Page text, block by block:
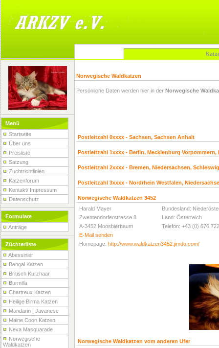
Menü
Startseite
Über uns
Preisliste
Satzung
Zuchtrichtlinien
Katzenforum
Kontakt/ Impressum
Datenschutz
Formulare
Anträge
Züchterliste
Abessinier
Bengal Katzen
Britisch Kurzhaar
Burmilla
Chartreux Katzen
Heilige Birma Katzen
Mandarin | Javanese
Maine Coon Katzen
Neva Masquarade
Norwegische
Waldkatzen
Norwegische Waldkatzen
Persönliche Daten werden hier in der Norwegische
Postleitzahl 0xxxx - Sachsen, Sachsen Anhalt
Postleitzahl 1xxxx - Berlin, Mecklenburg
Postleitzahl 2xxxx - Bremen, Niedersachsen,
Postleitzahl 3xxxx - Nordrhein Westfalen,
Norwegische Waldkatzen 3452
Harald Mayer
Bundesland:
Zwentendorferstrasse 8
Land: Österreich
A-3452 Moosbierbaum
Telefon: +43 (0) 676
E-Mail senden
Homepage: http://www.waldkatzen3452.jimdo.com/
Norwegische Waldkatzen vom anderen Ufer